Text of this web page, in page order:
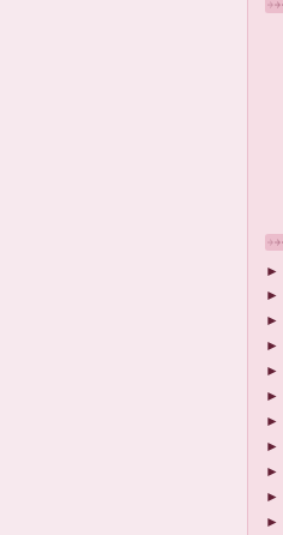
►
►
►
►
►
►
►
►
►
►
►